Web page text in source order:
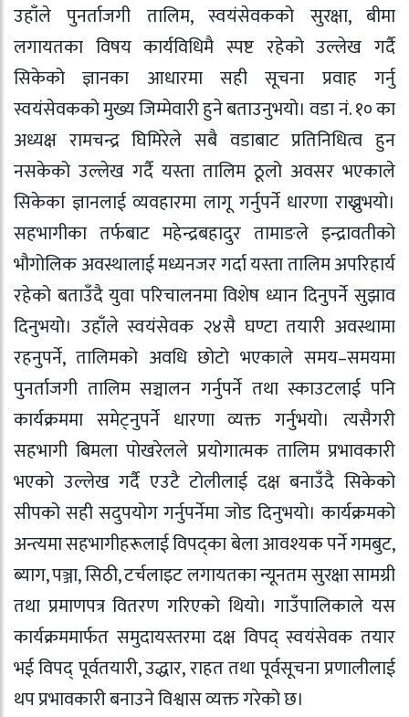
उहाँले पुनर्ताजगी तालिम, स्वयंसेवकको सुरक्षा, बीमा
लगायतका विषय कार्यविधिमै स्पष्ट रहेको उल्लेख गर्दै
सिकेको ज्ञानका आधारमा सही सूचना प्रवाह गर्नु
स्वयंसेवकको मुख्य जिम्मेवारी हुने बताउनुभयो। वडा नं. १० का
अध्यक्ष रामचन्द्र घिमिरेले सबै वडाबाट प्रतिनिधित्व हुन
नसकेको उल्लेख गर्दै यस्ता तालिम ठूलो अवसर भएकाले
सिकेका ज्ञानलाई व्यवहारमा लागू गर्नुपर्ने धारणा राख्नुभयो।
सहभागीका तर्फबाट महेन्द्रबहादुर तामाङले इन्द्रावतीको
भौगोलिक अवस्थालाई मध्यनजर गर्दा यस्ता तालिम अपरिहार्य
रहेको बताउँदै युवा परिचालनमा विशेष ध्यान दिनुपर्ने सुझाव
दिनुभयो। उहाँले स्वयंसेवक २४सै घण्टा तयारी अवस्थामा
रहनुपर्ने, तालिमको अवधि छोटो भएकाले समय–समयमा
पुनर्ताजगी तालिम सञ्चालन गर्नुपर्ने तथा स्काउटलाई पनि
कार्यक्रममा समेट्नुपर्ने धारणा व्यक्त गर्नुभयो। त्यसैगरी
सहभागी बिमला पोखरेलले प्रयोगात्मक तालिम प्रभावकारी
भएको उल्लेख गर्दै एउटै टोलीलाई दक्ष बनाउँदै सिकेको
सीपको सही सदुपयोग गर्नुपर्नेमा जोड दिनुभयो। कार्यक्रमको
अन्त्यमा सहभागीहरूलाई विपद्का बेला आवश्यक पर्ने गमबुट,
ब्याग, पञ्जा, सिठी, टर्चलाइट लगायतका न्यूनतम सुरक्षा सामग्री
तथा प्रमाणपत्र वितरण गरिएको थियो। गाउँपालिकाले यस
कार्यक्रममार्फत समुदायस्तरमा दक्ष विपद् स्वयंसेवक तयार
भई विपद् पूर्वतयारी, उद्धार, राहत तथा पूर्वसूचना प्रणालीलाई
थप प्रभावकारी बनाउने विश्वास व्यक्त गरेको छ।